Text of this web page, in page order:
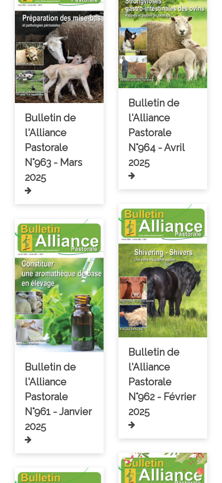
Bulletin de
l'Alliance
Pastorale
N°964 - Avril
2025
Bulletin de
l'Alliance
Pastorale
N°963 - Mars
2025
Bulletin de
l'Alliance
Pastorale
N°962 - Février
2025
Bulletin de
l'Alliance
Pastorale
N°961 - Janvier
2025